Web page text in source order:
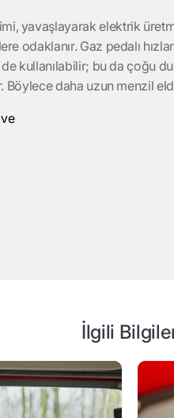
yavaşlayarak elektrik
odaklanır. Gaz pedalı
kullanılabilir; bu da çoğu
Böylece daha uzun menzil
İlgili